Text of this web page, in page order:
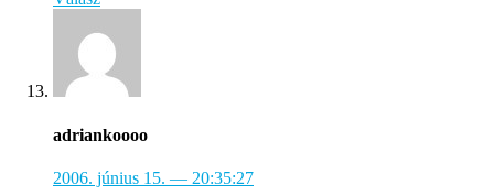
adriankoooo
2006. június 15. — 20:35:27